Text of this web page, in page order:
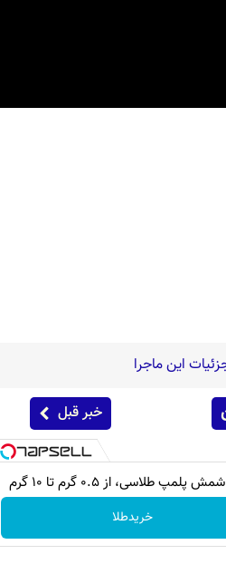
این ماجرا
خبر قبل
پلمپ طلاسی، از ۰.۵ گرم تا ۱۰ گرم
خریدطلا